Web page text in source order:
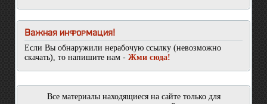
Важная информация!
Если Вы обнаружили нерабочую ссылку (невозможно
скачать), то напишите нам - Жми сюда!
Все материалы находящиеся на сайте только для